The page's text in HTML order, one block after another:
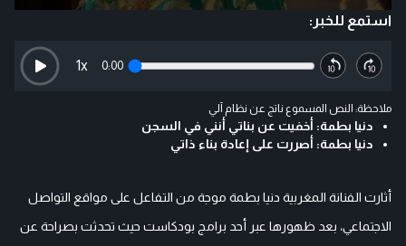
استمع للخبر:
0:00
1x
ملاحظة: النص المسموع ناتج عن نظام آلي
دنيا بطمة: أخفيت عن بناتي أنني في السجن
دنيا بطمة: أصررت على إعادة بناء ذاتي
أثارت الفنانة المغربية دنيا بطمة موجة من التفاعل على مواقع التواصل
الاجتماعي، بعد ظهورها عبر أحد برامج بودكاست حيث تحدثت بصراحة عن